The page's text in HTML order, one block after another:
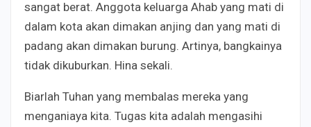
sangat berat. Anggota keluarga Ahab yang mati di
dalam kota akan dimakan anjing dan yang mati di
padang akan dimakan burung. Artinya, bangkainya
tidak dikuburkan. Hina sekali.
Biarlah Tuhan yang membalas mereka yang
menganiaya kita. Tugas kita adalah mengasihi